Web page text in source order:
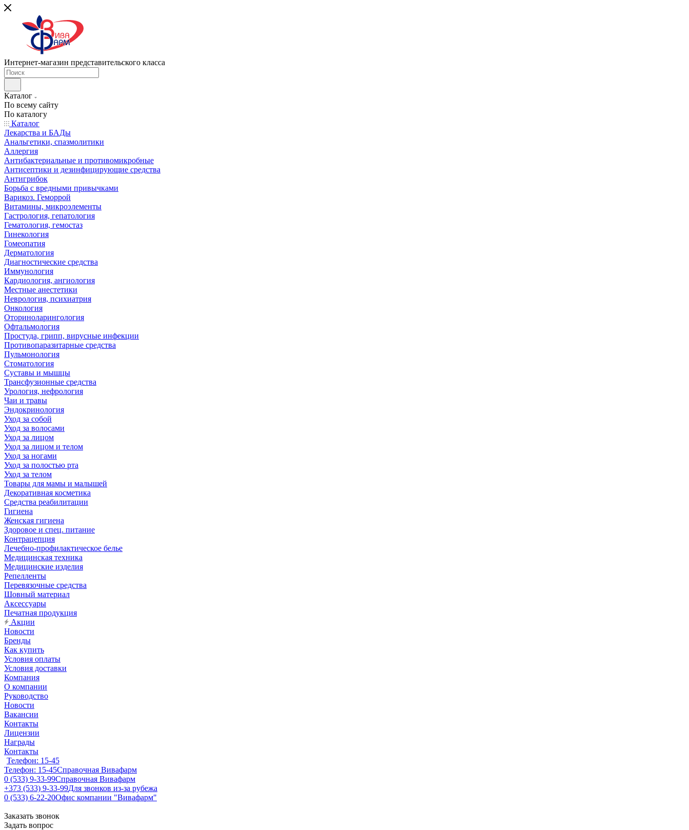
Интернет-магазин представительского класса
Каталог
По всему сайту
По каталогу
Каталог
Лекарства и БАДы
Анальгетики, спазмолитики
Аллергия
Антибактериальные и противомикробные
Антисептики и дезинфицирующие средства
Антигрибок
Борьба с вредными привычками
Варикоз. Геморрой
Витамины, микроэлементы
Гастрология, гепатология
Гематология, гемостаз
Гинекология
Гомеопатия
Дерматология
Диагностические средства
Иммунология
Кардиология, ангиология
Местные анестетики
Неврология, психиатрия
Онкология
Оториноларингология
Офтальмология
Простуда, грипп, вирусные инфекции
Противопаразитарные средства
Пульмонология
Стоматология
Суставы и мышцы
Трансфузионные средства
Урология, нефрология
Чаи и травы
Эндокринология
Уход за собой
Уход за волосами
Уход за лицом
Уход за лицом и телом
Уход за ногами
Уход за полостью рта
Уход за телом
Товары для мамы и малышей
Декоративная косметика
Средства реабилитации
Гигиена
Женская гигиена
Здоровое и спец. питание
Контрацепция
Лечебно-профилактическое белье
Медицинская техника
Медицинские изделия
Репелленты
Перевязочные средства
Шовный материал
Аксессуары
Печатная продукция
Акции
Новости
Бренды
Как купить
Условия оплаты
Условия доставки
Компания
О компании
Руководство
Новости
Вакансии
Контакты
Лицензии
Награды
Контакты
Телефон: 15-45
Телефон: 15-45Справочная Вивафарм
0 (533) 9-33-99Справочная Вивафарм
+373 (533) 9-33-99Для звонков из-за рубежа
0 (533) 6-22-20Офис компании "Вивафарм"
Заказать звонок
Задать вопрос